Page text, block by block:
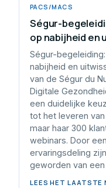
PACS/MACS
Ségur-
op nabijheid en
Ségur-
nabijheid en
van de Ségur du
Digitale
een duidelijke
tot het leveren
maar haar 300
webinars. Door
ervaringsdeling
geworden van
LEES HET LAATSTE